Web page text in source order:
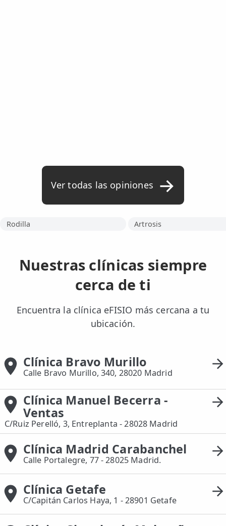
Ver todas las opiniones
Rodilla Artrosis
Nuestras clínicas siempre
cerca de ti
Encuentra la clínica eFISIO más cercana a tu
ubicación.
Clínica Bravo Murillo
Calle Bravo Murillo, 340, 28020 Madrid
Clínica Manuel Becerra -
Ventas
C/Ruiz Perelló, 3, Entreplanta - 28028 Madrid
Clínica Madrid Carabanchel
Calle Portalegre, 77 - 28025 Madrid.
Clínica Getafe
C/Capitán Carlos Haya, 1 - 28901 Getafe